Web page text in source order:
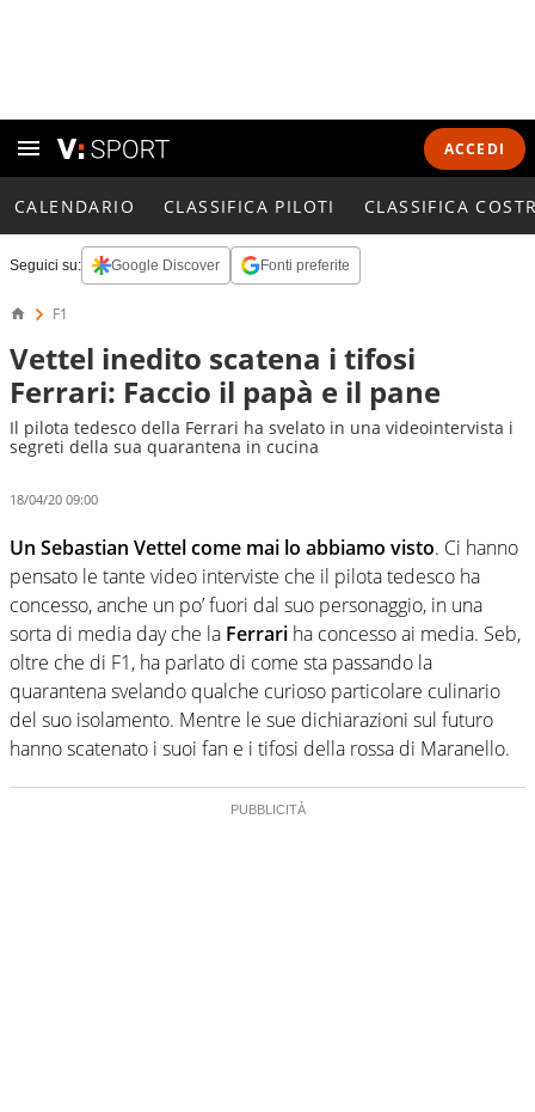
ACCEDI
CALENDARIO CLASSIFICA PILOTI CLASSIFICA
Seguici su: Google Discover Fonti preferite
F1
Vettel inedito scatena i tifosi
Ferrari: Faccio il papà e il pane
Il pilota tedesco della Ferrari ha svelato in una videointervista i
segreti della sua quarantena in cucina
18/04/20 09:00
Un Sebastian Vettel come mai lo abbiamo visto. Ci hanno
pensato le tante video interviste che il pilota tedesco ha
concesso, anche un po’ fuori dal suo personaggio, in una
sorta di media day che la Ferrari ha concesso ai media. Seb,
oltre che di F1, ha parlato di come sta passando la
quarantena svelando qualche curioso particolare culinario
del suo isolamento. Mentre le sue dichiarazioni sul futuro
hanno scatenato i suoi fan e i tifosi della rossa di Maranello.